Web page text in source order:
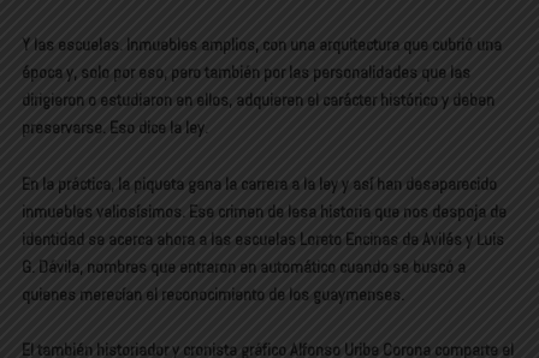
Y las escuelas. Inmuebles amplios, con una arquitectura que cubrió una
época y, solo por eso, pero también por las personalidades que las
dirigieron o estudiaron en ellos, adquieren el carácter histórico y deben
preservarse. Eso dice la ley.
En la práctica, la piqueta gana la carrera a la ley y así han desaparecido
inmuebles valiosísimos. Ese crimen de lesa historia que nos despoja de
identidad se acerca ahora a las escuelas Loreto Encinas de Avilés y Luis
G. Dávila, nombres que entraron en automático cuando se buscó a
quienes merecían el reconocimiento de los guaymenses.
El también historiador y cronista gráfico Alfonso Uribe Corona comparte el